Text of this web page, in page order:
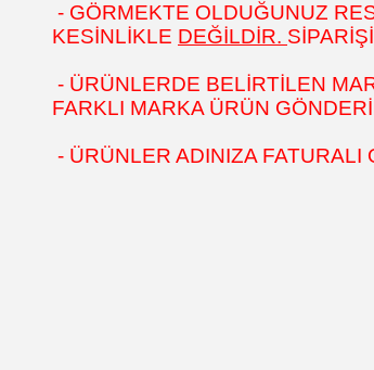
- GÖRMEKTE OLDUĞUNUZ
KESİNLİKLE DEĞİLDİR.
- ÜRÜNLERDE BELİRTİLEN
FARKLI MARKA ÜRÜN
- ÜRÜNLER ADINIZA FATURALI